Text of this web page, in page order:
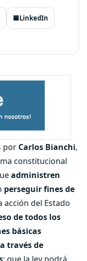
🟦LinkedIn
por Carlos Bianchi,
constitucional
administren
perseguir fines de
acción del Estado
de todos los
básicas
través de